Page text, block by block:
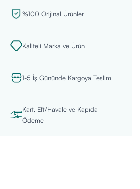
%100 Orijinal Ürünler
Kaliteli Marka ve Ürün
1-5 İş Gününde Kargoya Teslim
Kart, Eft/Havale ve Kapıda
Ödeme